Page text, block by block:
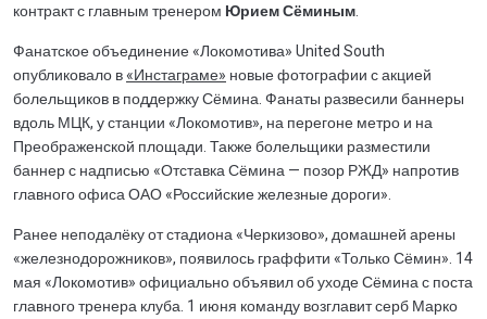
контракт с главным тренером Юрием Сёминым
Фанатское объединение «Локомотива» United South
опубликовало в«Инстаграме» новые фотографии с акцией
болельщиков в поддержку Сёмина. Фанаты развесили баннеры
вдоль МЦК, у станции «Локомотив», на перегоне метро и на
Преображенской площади. Также болельщики разместили
баннер с надписью «Отставка Сёмина — позор РЖД» напротив
главного офиса ОАО «Российские железные дороги».
Ранее неподалёку от стадиона «Черкизово», домашней арены
«железнодорожников», появилось граффити «Только Сёмин». 14
мая «Локомотив» официально объявил об уходе Сёмина с поста
главного тренера клуба. 1 июня команду возглавит серб Марко